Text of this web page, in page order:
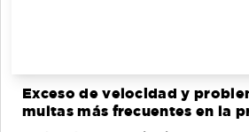
Exceso de velocidad y
multas más frecuentes en la